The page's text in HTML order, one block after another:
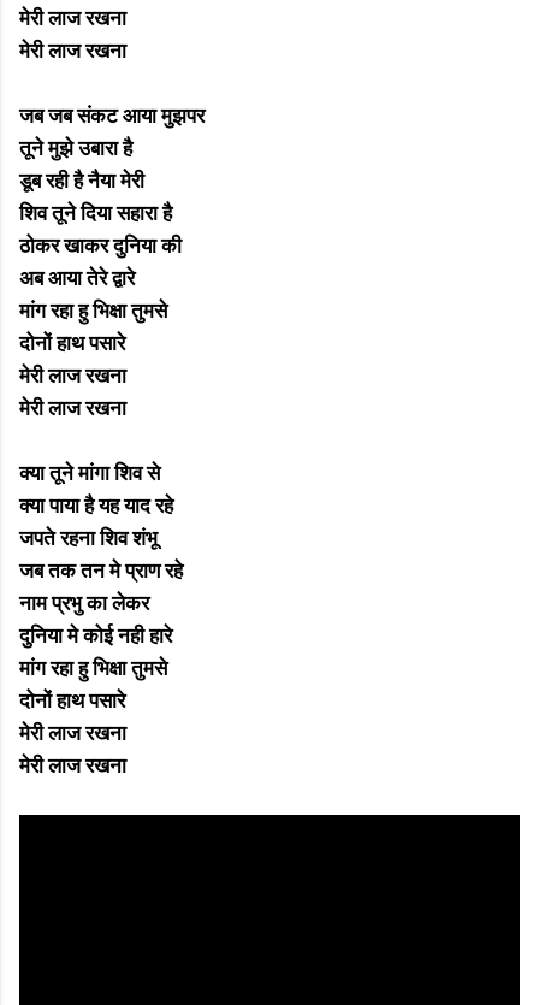
मेरी लाज रखना
मेरी लाज रखना
जब जब संकट आया मुझपर
तूने मुझे उबारा है
डूब रही है नैया मेरी
शिव तूने दिया सहारा है
ठोकर खाकर दुनिया की
अब आया तेरे द्वारे
मांग रहा हु भिक्षा तुमसे
दोनों हाथ पसारे
मेरी लाज रखना
मेरी लाज रखना
क्या तूने मांगा शिव से
क्या पाया है यह याद रहे
जपते रहना शिव शंभू
जब तक तन मे प्राण रहे
नाम प्रभु का लेकर
दुनिया मे कोई नही हारे
मांग रहा हु भिक्षा तुमसे
दोनों हाथ पसारे
मेरी लाज रखना
मेरी लाज रखना